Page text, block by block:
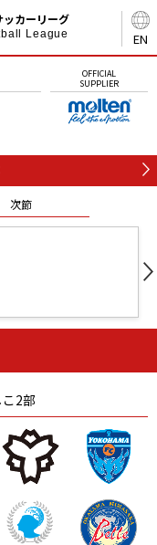
EN
カーリーグ
League
OFFICIAL
SUPPLIER
次節
石人の星
愛媛Ｌ
2部